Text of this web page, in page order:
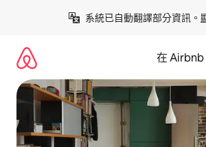
系統已自動翻譯部分資訊。
在 Airbnb